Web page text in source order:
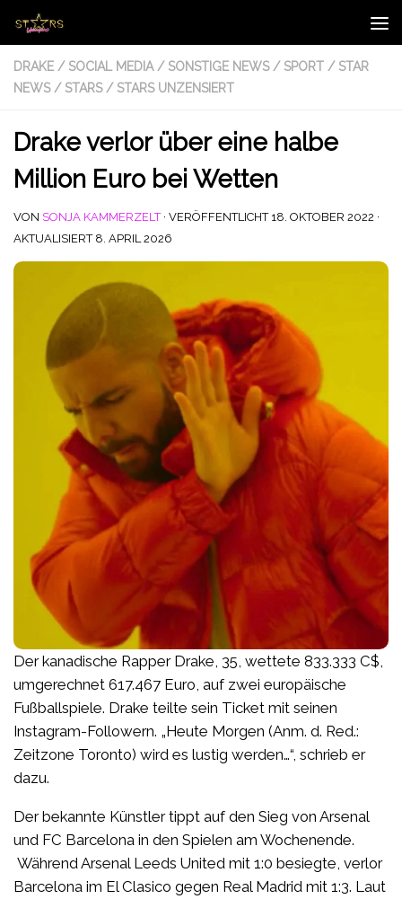
Zum Inhalt springen
DRAKE / SOCIAL MEDIA / SONSTIGE NEWS / SPORT / STAR
NEWS / STARS / STARS UNZENSIERT
Drake verlor über eine halbe
Million Euro bei Wetten
VON SONJA KAMMERZELT · VERÖFFENTLICHT 18. OKTOBER 2022 ·
AKTUALISIERT 8. APRIL 2026
Der kanadische Rapper Drake, 35, wettete 833.333 C$,
umgerechnet 617.467 Euro, auf zwei europäische
Fußballspiele. Drake teilte sein Ticket mit seinen
Instagram-Followern. „Heute Morgen (Anm. d. Red.:
Zeitzone Toronto) wird es lustig werden…“, schrieb er
dazu.
Der bekannte Künstler tippt auf den Sieg von Arsenal
und FC Barcelona in den Spielen am Wochenende.
Während Arsenal Leeds United mit 1:0 besiegte, verlor
Barcelona im El Clasico gegen Real Madrid mit 1:3. Laut